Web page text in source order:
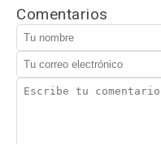
Comentarios